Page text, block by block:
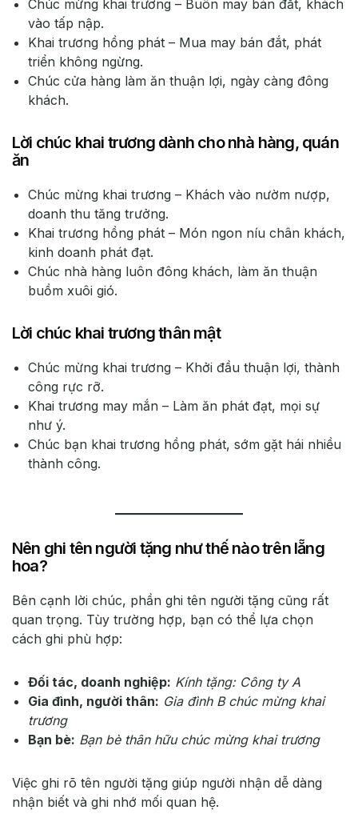
Chúc mừng khai trương – Buôn may bán đắt, khách
vào tấp nập.
Khai trương hồng phát – Mua may bán đắt, phát
triển không ngừng.
Chúc cửa hàng làm ăn thuận lợi, ngày càng đông
khách.
Lời chúc khai trương dành cho nhà hàng, quán
ăn
Chúc mừng khai trương – Khách vào nườm nượp,
doanh thu tăng trưởng.
Khai trương hồng phát – Món ngon níu chân khách,
kinh doanh phát đạt.
Chúc nhà hàng luôn đông khách, làm ăn thuận
buồm xuôi gió.
Lời chúc khai trương thân mật
Chúc mừng khai trương – Khởi đầu thuận lợi, thành
công rực rỡ.
Khai trương may mắn – Làm ăn phát đạt, mọi sự
như ý.
Chúc bạn khai trương hồng phát, sớm gặt hái nhiều
thành công.
Nên ghi tên người tặng như thế nào trên lẵng
hoa?
Bên cạnh lời chúc, phần ghi tên người tặng cũng rất
quan trọng. Tùy trường hợp, bạn có thể lựa chọn
cách ghi phù hợp:
Đối tác, doanh nghiệp: Kính tặng: Công ty A
Gia đình, người thân: Gia đình B chúc mừng khai
trương
Bạn bè: Bạn bè thân hữu chúc mừng khai trương
Việc ghi rõ tên người tặng giúp người nhận dễ dàng
nhận biết và ghi nhớ mối quan hệ.